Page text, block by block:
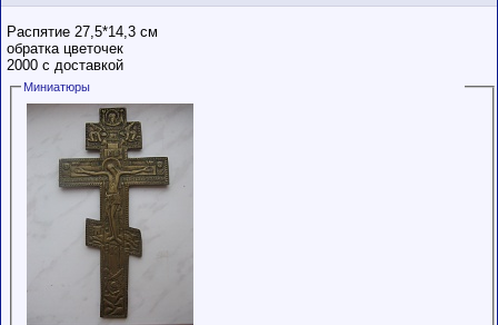
Распятие 27,5*14,3 см
обратка цветочек
2000 с доставкой
Миниатюры